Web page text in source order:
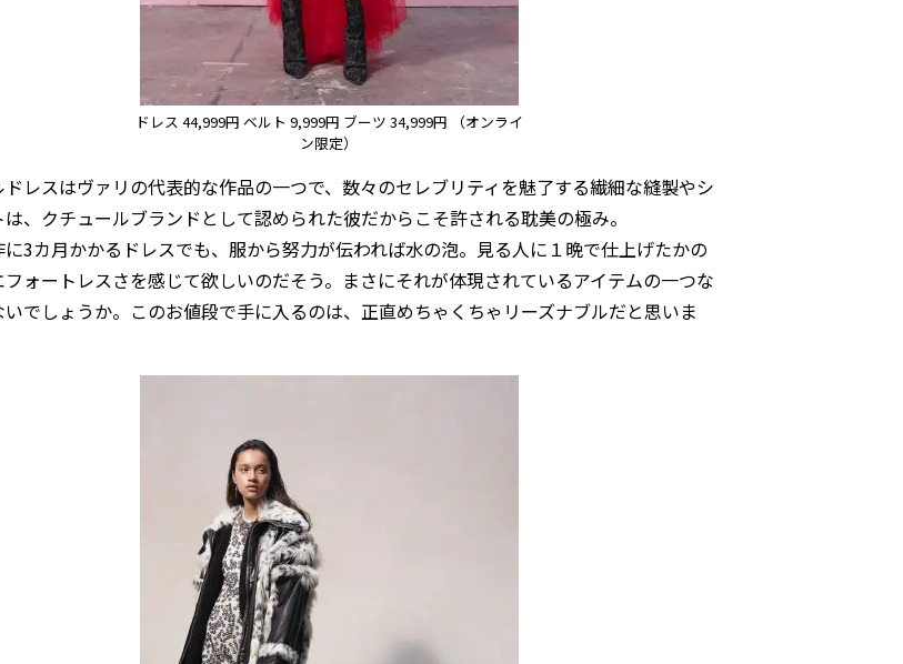
ドレス 44,999円 ベルト 9,999円 ブーツ 34,999円 （オンライ
ン限定）
ドレスはヴァリの代表的な作品の一つで、数々のセレブリティを魅了する繊細な縫製やシ
、クチュールブランドとして認められた彼だからこそ許される耽美の極み。
3カ月かかるドレスでも、服から努力が伝われば水の泡。見る人に１晩で仕上げたかの
フォートレスさを感じて欲しいのだそう。まさにそれが体現されているアイテムの一つな
いでしょうか。このお値段で手に入るのは、正直めちゃくちゃリーズナブルだと思いま